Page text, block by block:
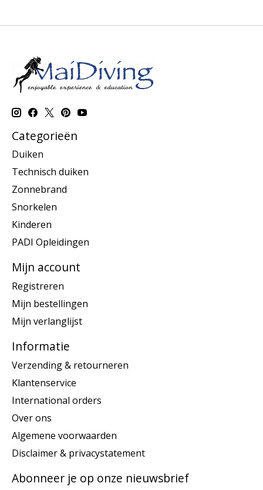
Categorieën
Duiken
Technisch duiken
Zonnebrand
Snorkelen
Kinderen
PADI Opleidingen
Mijn account
Registreren
Mijn bestellingen
Mijn verlanglijst
Informatie
Verzending & retourneren
Klantenservice
International orders
Over ons
Algemene voorwaarden
Disclaimer & privacystatement
Abonneer je op onze nieuwsbrief